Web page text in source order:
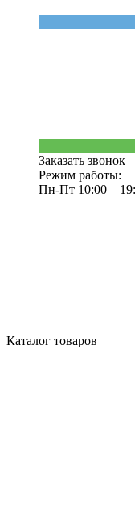
Заказать звонок
Режим работы:
Пн-Пт
Каталог товаров